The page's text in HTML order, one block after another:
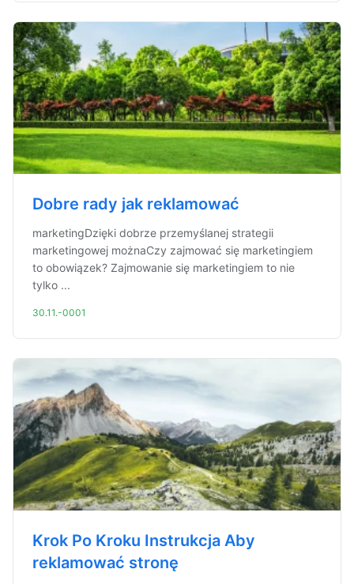
Dobre rady jak reklamować
marketingDzięki dobrze przemyślanej strategii
marketingowej możnaCzy zajmować się marketingiem
to obowiązek? Zajmowanie się marketingiem to nie
tylko ...
30.11.-0001
Krok Po Kroku Instrukcja Aby
reklamować stronę